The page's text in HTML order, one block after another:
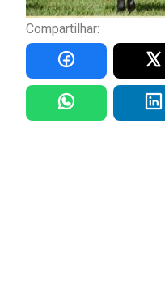
Compartilhar: